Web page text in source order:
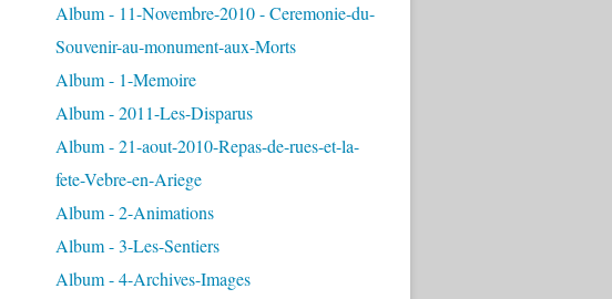
Album - 11-Novembre-2010 - Ceremonie-du-
Souvenir-au-monument-aux-Morts
Album - 1-Memoire
Album - 2011-Les-Disparus
Album - 21-aout-2010-Repas-de-rues-et-la-
fete-Vebre-en-Ariege
Album - 2-Animations
Album - 3-Les-Sentiers
Album - 4-Archives-Images